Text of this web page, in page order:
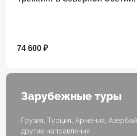
74 600 ₽
Зарубежные туры
Грузия, Турция, Армения,
другие направления